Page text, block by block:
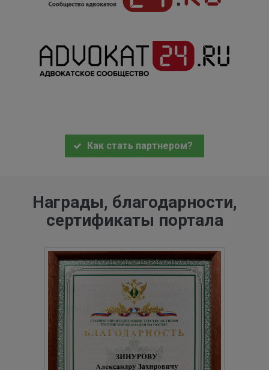
Как стать партнером?
Награды, благодарности,
сертификаты портала